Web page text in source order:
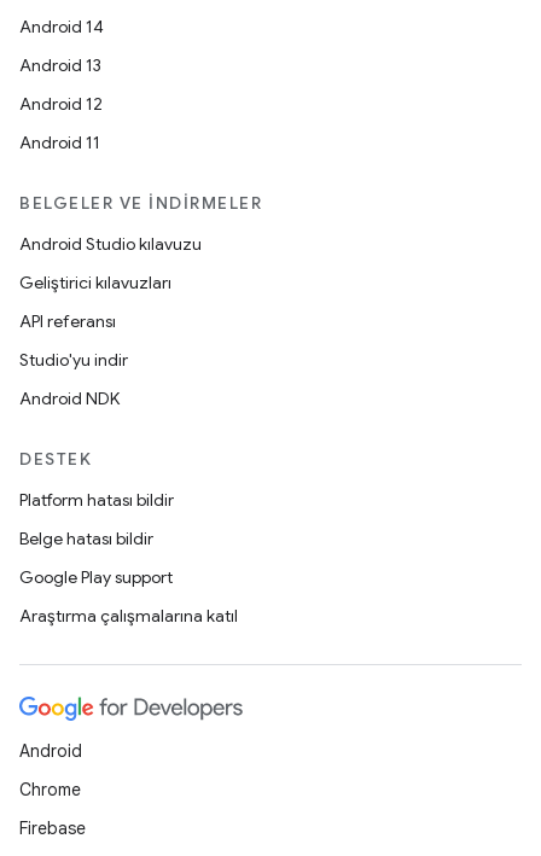
Android 14
Android 13
Android 12
Android 11
BELGELER VE İNDIRMELER
Android Studio kılavuzu
Geliştirici kılavuzları
API referansı
Studio'yu indir
Android NDK
DESTEK
Platform hatası bildir
Belge hatası bildir
Google Play support
Araştırma çalışmalarına katıl
Android
Chrome
Firebase